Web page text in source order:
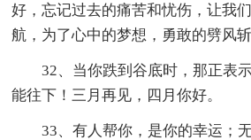
好，忘记过去的痛苦和忧伤，让我
航，为了心中的梦想，勇敢的劈风斩
32、当你跌到谷底时，那正表示
能往下！三月再见，四月你好。
33、有人帮你，是你的幸运；无